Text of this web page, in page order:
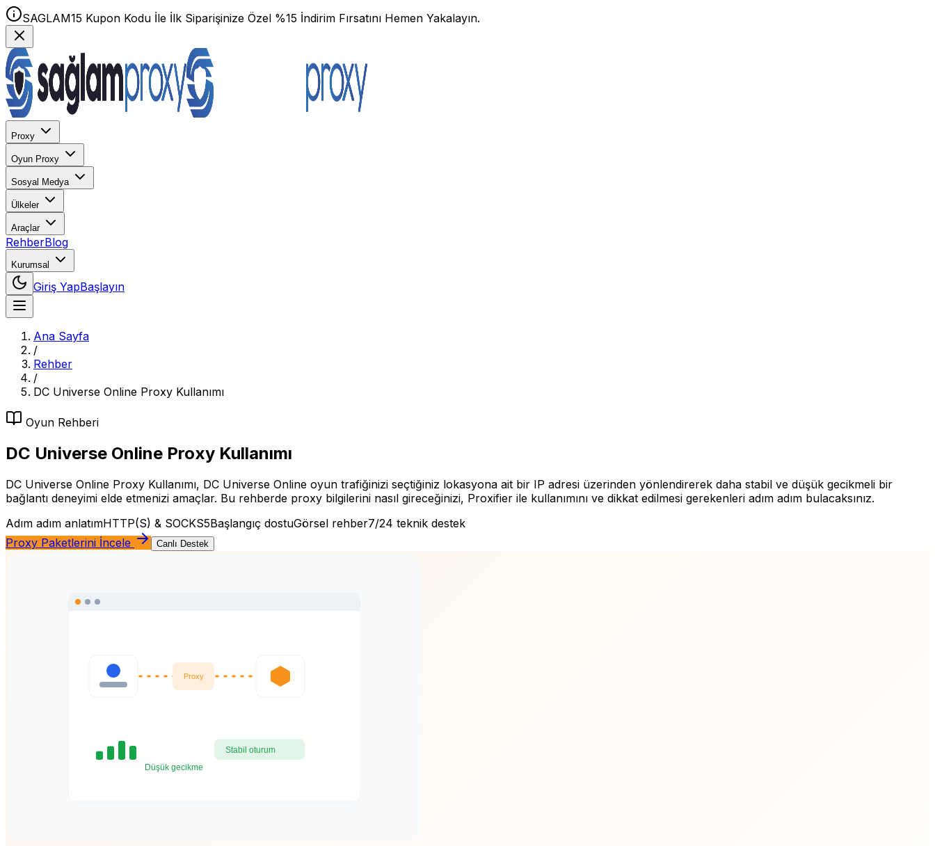
SAGLAM15 Kupon Kodu İle İlk Siparişinize Özel %15 İndirim Fırsatını Hemen Yakalayın.
Proxy
Oyun Proxy
Sosyal Medya
Ülkeler
Araçlar
RehberBlog
Kurumsal
Giriş YapBaşlayın
Ana Sayfa
/
Rehber
/
DC Universe Online Proxy Kullanımı
Oyun Rehberi
DC Universe Online Proxy Kullanımı
DC Universe Online Proxy Kullanımı, DC Universe Online oyun trafiğinizi seçtiğiniz lokasyona ait bir IP adresi üzerinden yönlendirerek daha stabil ve düşük gecikmeli bir
bağlantı deneyimi elde etmenizi amaçlar. Bu rehberde proxy bilgilerini nasıl gireceğinizi, Proxifier ile kullanımını ve dikkat edilmesi gerekenleri adım adım bulacaksınız.
Adım adım anlatımHTTP(S) & SOCKS5Başlangıç dostuGörsel rehber7/24 teknik destek
Proxy Paketlerini İncele
Canlı Destek